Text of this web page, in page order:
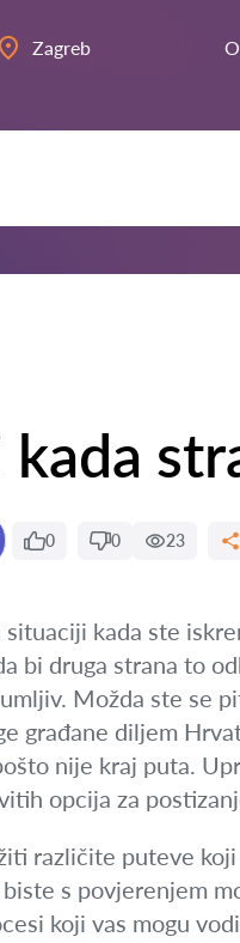
Zagreb
0 0 23
situaciji kada ste
bi druga strana to
Možda ste se
građane diljem
nije kraj puta.
opcija za
različite puteve
s povjerenjem
koji vas mogu